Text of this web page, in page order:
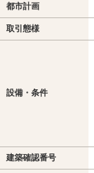
都市計画
取引態様
設備・条件
建築確認番号